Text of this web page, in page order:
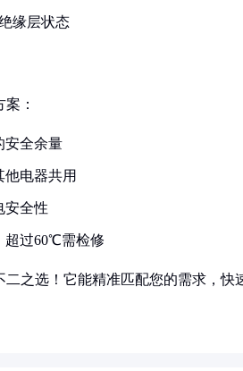
缘层状态
：
安全余量
电器共用
安全性
超过60℃需检修
之选！它能精准匹配您的需求，快